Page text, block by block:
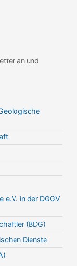
an und
e.V. in der DGGV
(BDG)
Dienste